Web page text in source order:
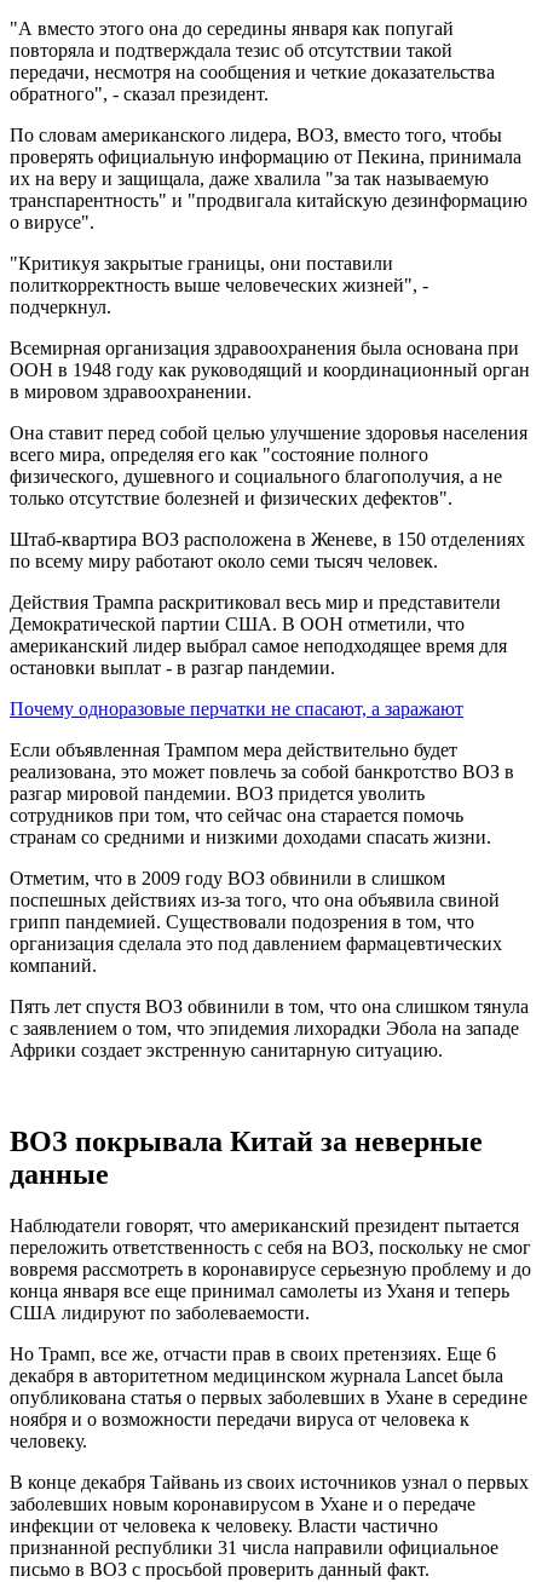
"А вместо этого она до середины января как попугай
повторяла и подтверждала тезис об отсутствии такой
передачи, несмотря на сообщения и четкие доказательства
обратного", - сказал президент.
По словам американского лидера, ВОЗ, вместо того, чтобы
проверять официальную информацию от Пекина, принимала
их на веру и защищала, даже хвалила "за так называемую
транспарентность" и "продвигала китайскую дезинформацию
о вирусе".
"Критикуя закрытые границы, они поставили
политкорректность выше человеческих жизней", -
подчеркнул.
Всемирная организация здравоохранения была основана при
ООН в 1948 году как руководящий и координационный орган
в мировом здравоохранении.
Она ставит перед собой целью улучшение здоровья населения
всего мира, определяя его как "состояние полного
физического, душевного и социального благополучия, а не
только отсутствие болезней и физических дефектов".
Штаб-квартира ВОЗ расположена в Женеве, в 150 отделениях
по всему миру работают около семи тысяч человек.
Действия Трампа раскритиковал весь мир и представители
Демократической партии США. В ООН отметили, что
американский лидер выбрал самое неподходящее время для
остановки выплат - в разгар пандемии.
Почему одноразовые перчатки не спасают, а заражают
Если объявленная Трампом мера действительно будет
реализована, это может повлечь за собой банкротство ВОЗ в
разгар мировой пандемии. ВОЗ придется уволить
сотрудников при том, что сейчас она старается помочь
странам со средними и низкими доходами спасать жизни.
Отметим, что в 2009 году ВОЗ обвинили в слишком
поспешных действиях из-за того, что она объявила свиной
грипп пандемией. Существовали подозрения в том, что
организация сделала это под давлением фармацевтических
компаний.
Пять лет спустя ВОЗ обвинили в том, что она слишком тянула
с заявлением о том, что эпидемия лихорадки Эбола на западе
Африки создает экстренную санитарную ситуацию.
ВОЗ покрывала Китай за неверные
данные
Наблюдатели говорят, что американский президент пытается
переложить ответственность с себя на ВОЗ, поскольку не смог
вовремя рассмотреть в коронавирусе серьезную проблему и до
конца января все еще принимал самолеты из Уханя и теперь
США лидируют по заболеваемости.
Но Трамп, все же, отчасти прав в своих претензиях. Еще 6
декабря в авторитетном медицинском журнала Lancet была
опубликована статья о первых заболевших в Ухане в середине
ноября и о возможности передачи вируса от человека к
человеку.
В конце декабря Тайвань из своих источников узнал о первых
заболевших новым коронавирусом в Ухане и о передаче
инфекции от человека к человеку. Власти частично
признанной республики 31 числа направили официальное
письмо в ВОЗ с просьбой проверить данный факт.